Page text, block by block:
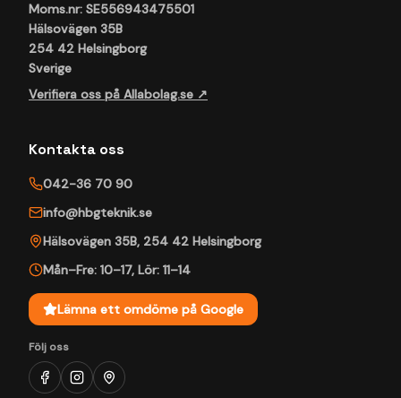
Moms.nr: SE556943475501
Hälsovägen 35B
254 42 Helsingborg
Sverige
Verifiera oss på Allabolag.se ↗
Kontakta oss
042-36 70 90
info@hbgteknik.se
Hälsovägen 35B, 254 42 Helsingborg
Mån–Fre: 10–17, Lör: 11–14
Lämna ett omdöme på Google
Följ oss